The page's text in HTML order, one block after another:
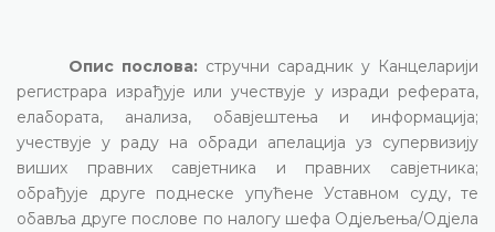
Опис послова: стручни сарадник у Канцеларији
регистрара израђује или учествује у изради реферата,
елабората, анализа, обавјештења и информација;
учествује у раду на обради апелација уз супервизију
виших правних савјетника и правних савјетника;
обрађује друге поднеске упућене Уставном суду, те
обавља друге послове по налогу шефа Одјељења/Одјела